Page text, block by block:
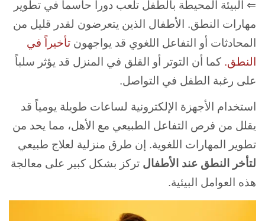
⇐ البيئة المحيطة بالطفل تلعب دوراً حاسماً في تطوير
مهارات النطق. الأطفال الذين يتعرضون لقدر قليل من
المحادثات أو التفاعل اللغوي قد يواجهون تأخيراً في
النطق. كما أن التوتر أو القلق في المنزل قد يؤثر سلباً
على رغبة الطفل في التواصل.
استخدام الأجهزة الإلكترونية لساعات طويلة يومياً قد
يقلل من فرص التفاعل الطبيعي مع الأهل، مما يحد من
تطوير المهارات اللغوية. إن طرق منزلية لعلاج طبيعي
لتأخر النطق عند الأطفال تركز بشكل كبير على معالجة
هذه العوامل البيئية.